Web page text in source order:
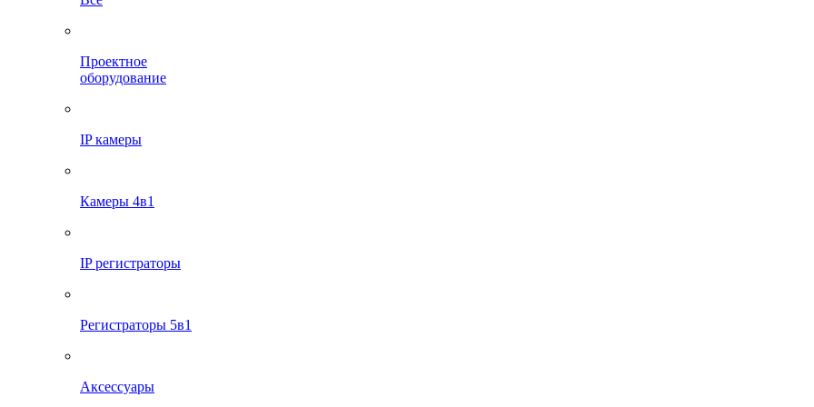
Проектное
оборудование
IP камеры
Камеры 4в1
IP регистраторы
Регистраторы 5в1
Аксессуары